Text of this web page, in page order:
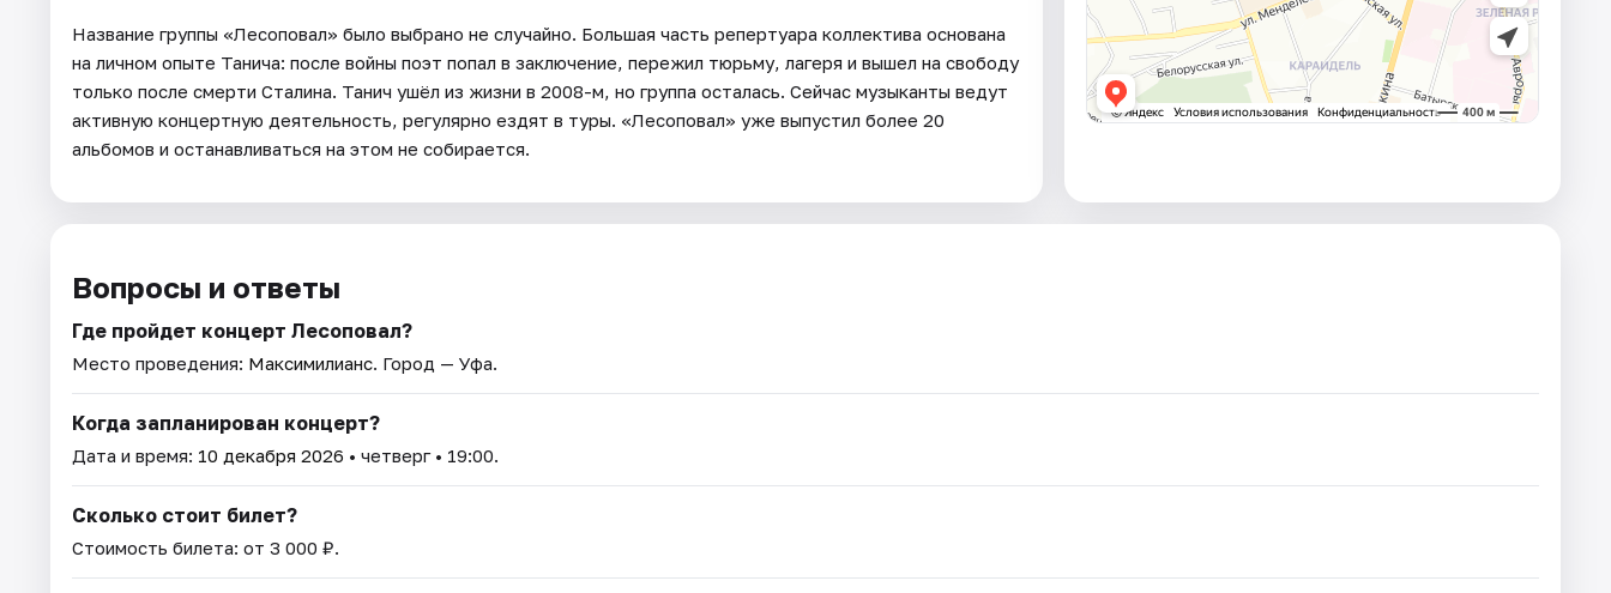
Название группы «Лесоповал» было выбрано не случайно. Большая часть репертуара коллектива основана
на личном опыте Танича: после войны поэт попал в заключение, пережил тюрьму, лагеря и вышел на свободу
только после смерти Сталина. Танич ушёл из жизни в 2008-м, но группа осталась. Сейчас музыканты ведут
активную концертную деятельность, регулярно ездят в туры. «Лесоповал» уже выпустил более 20
альбомов и останавливаться на этом не собирается.
Вопросы и ответы
Где пройдет концерт Лесоповал?
Место проведения: Максимилианс. Город — Уфа.
Когда запланирован концерт?
Дата и время: 10 декабря 2026 • четверг • 19:00.
Сколько стоит билет?
Стоимость билета: от 3 000 ₽.